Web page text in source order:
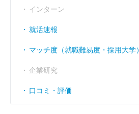
インターン
就活速報
マッチ度（就職難易度・採用大学）
企業研究
口コミ・評価